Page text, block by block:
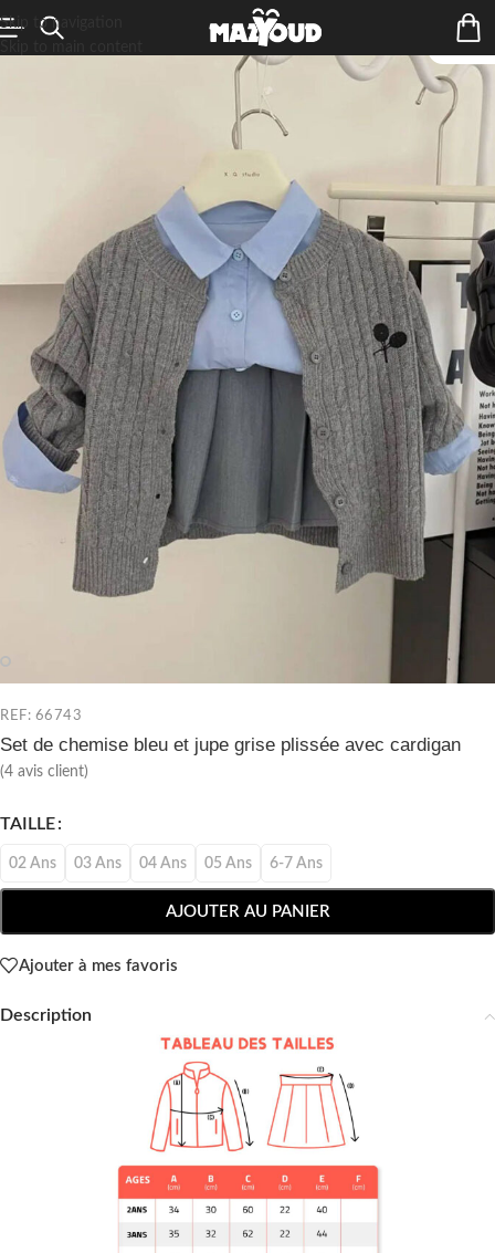
Skip to navigation
REF: 66743
Set de chemise bleu et jupe grise plissée avec cardigan
(4 avis client)
TAILLE
02 Ans 03 Ans 04 Ans 05 Ans 6-7 Ans
AJOUTER AU PANIER
Ajouter à mes favoris
Description